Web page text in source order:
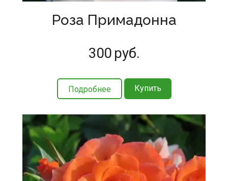
Роза Примадонна
300 руб.
Подробнее Купить